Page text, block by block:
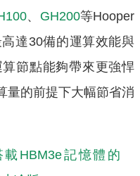
、 GH200等Hooper
達30備的運算效能與
節點能夠帶來更強悍
量的前提下大幅節省消
載HBM3e記憶體的